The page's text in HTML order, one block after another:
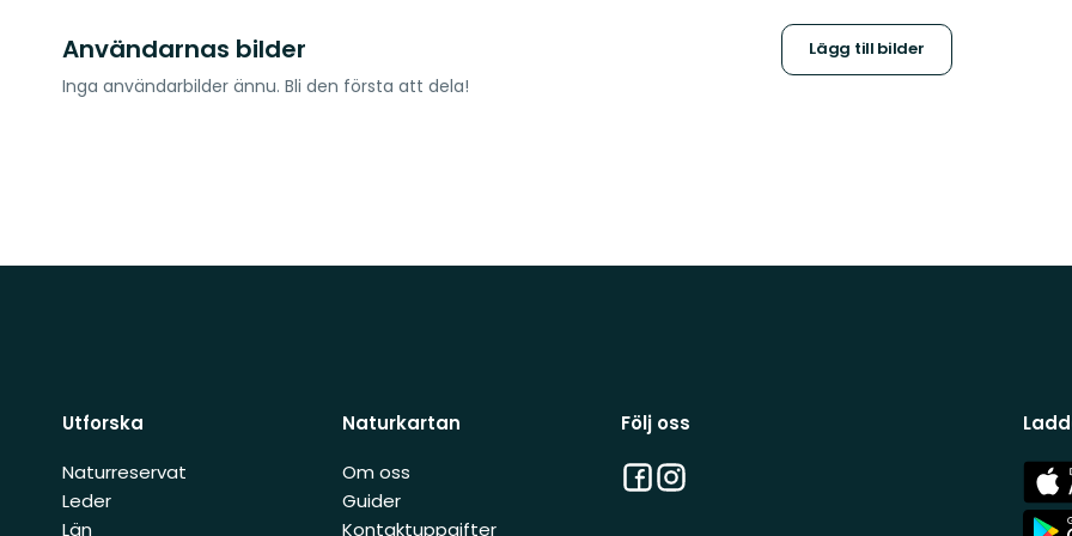
Användarnas bilder Lägg till bilder
Inga användarbilder ännu. Bli den första att dela!
Utforska
Naturreservat
Leder
Län
Naturkartan
Om oss
Guider
Kontaktuppgifter
Följ oss
Facebook
Instagram
App
Store
App